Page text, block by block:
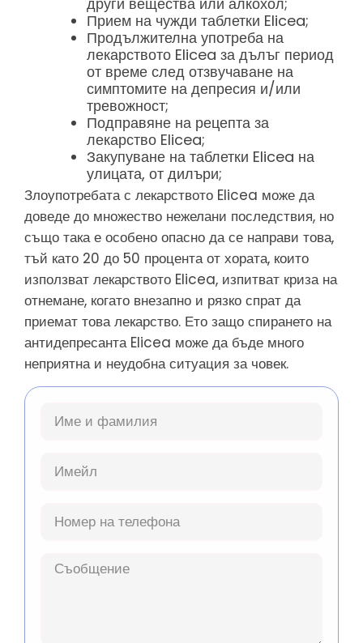
Прием на чужди таблетки Elicea;
Продължителна употреба на
лекарството Elicea за дълъг период
от време след отзвучаване на
симптомите на депресия и/или
тревожност;
Подправяне на рецепта за
лекарство Elicea;
Закупуване на таблетки Elicea на
улицата, от дилъри;
Злоупотребата с лекарството Elicea може да
доведе до множество нежелани последствия, но
също така е особено опасно да се направи това,
тъй като 20 до 50 процента от хората, които
използват лекарството Elicea, изпитват криза на
отнемане, когато внезапно и рязко спрат да
приемат това лекарство. Ето защо спирането на
антидепресанта Elicea може да бъде много
неприятна и неудобна ситуация за човек.